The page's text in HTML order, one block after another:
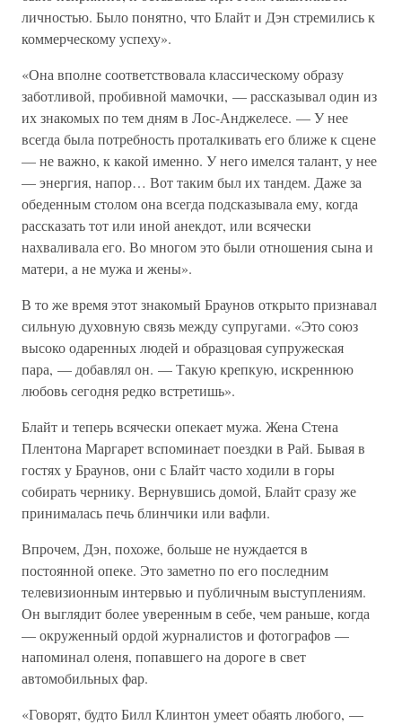
личностью. Было понятно, что Блайт и Дэн стремились к
коммерческому успеху».
«Она вполне соответствовала классическому образу
заботливой, пробивной мамочки, — рассказывал один из
их знакомых по тем дням в Лос-Анджелесе. — У нее
всегда была потребность проталкивать его ближе к сцене
— не важно, к какой именно. У него имелся талант, у нее
— энергия, напор… Вот таким был их тандем. Даже за
обеденным столом она всегда подсказывала ему, когда
рассказать тот или иной анекдот, или всячески
нахваливала его. Во многом это были отношения сына и
матери, а не мужа и жены».
В то же время этот знакомый Браунов открыто признавал
сильную духовную связь между супругами. «Это союз
высоко одаренных людей и образцовая супружеская
пара, — добавлял он. — Такую крепкую, искреннюю
любовь сегодня редко встретишь».
Блайт и теперь всячески опекает мужа. Жена Стена
Плентона Маргарет вспоминает поездки в Рай. Бывая в
гостях у Браунов, они с Блайт часто ходили в горы
собирать чернику. Вернувшись домой, Блайт сразу же
принималась печь блинчики или вафли.
Впрочем, Дэн, похоже, больше не нуждается в
постоянной опеке. Это заметно по его последним
телевизионным интервью и публичным выступлениям.
Он выглядит более уверенным в себе, чем раньше, когда
— окруженный ордой журналистов и фотографов —
напоминал оленя, попавшего на дороге в свет
автомобильных фар.
«Говорят, будто Билл Клинтон умеет обаять любого, —